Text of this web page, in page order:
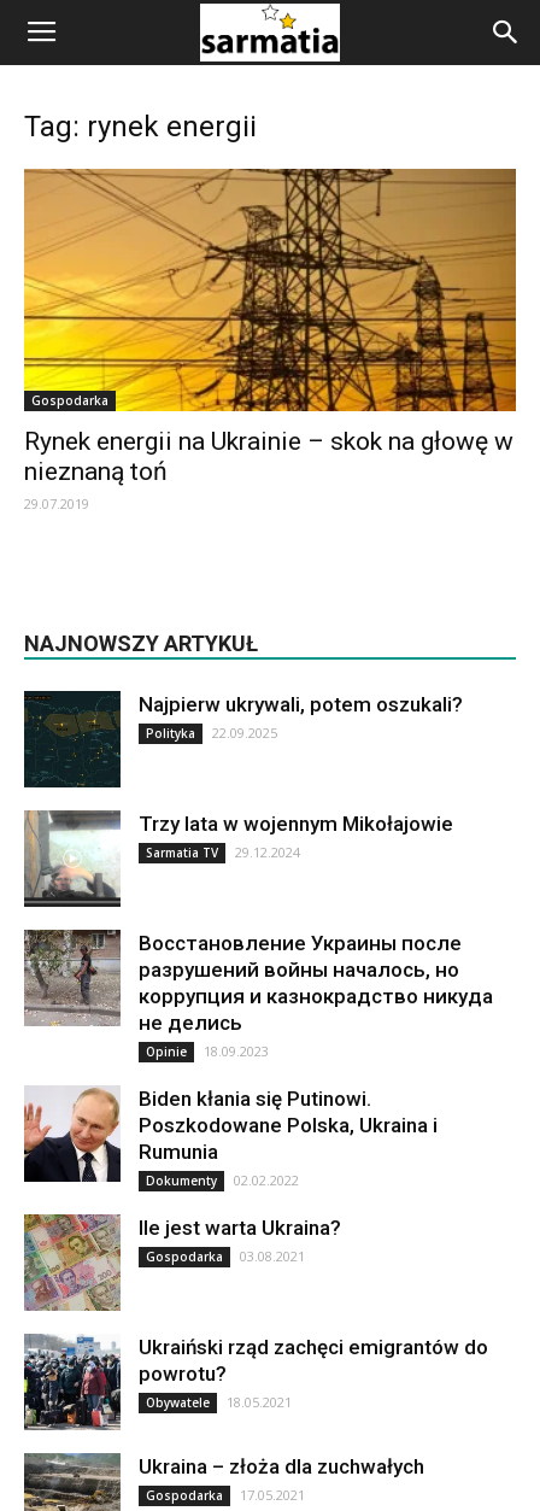
Tag: rynek energii
Gospodarka
Rynek energii na Ukrainie – skok na głowę w
nieznaną toń
29.07.2019
NAJNOWSZY ARTYKUŁ
Najpierw ukrywali, potem oszukali?
Polityka 22.09.2025
Trzy lata w wojennym Mikołajowie
Sarmatia TV 29.12.2024
Восстановление Украины после
разрушений войны началось, но
коррупция и казнокрадство никуда
не делись
Opinie 18.09.2023
Biden kłania się Putinowi.
Poszkodowane Polska, Ukraina i
Rumunia
Dokumenty 02.02.2022
Ile jest warta Ukraina?
Gospodarka 03.08.2021
Ukraiński rząd zachęci emigrantów do
powrotu?
Obywatele 18.05.2021
Ukraina – złoża dla zuchwałych
Gospodarka 17.05.2021